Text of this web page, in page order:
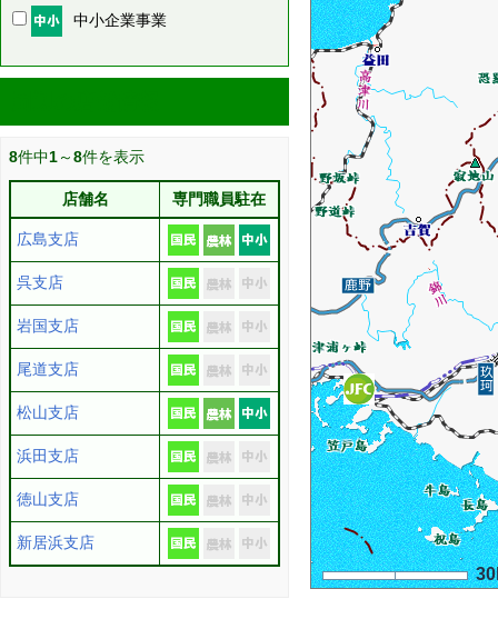
中小企業事業
8件中1～8件を表示
店舗名 専門職員駐在
広島支店
呉支店
岩国支店
尾道支店
松山支店
浜田支店
徳山支店
新居浜支店